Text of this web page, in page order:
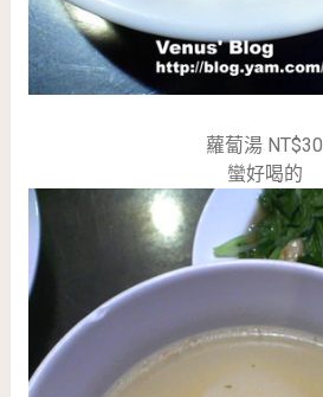
蘿蔔湯 NT$30
蠻好喝的